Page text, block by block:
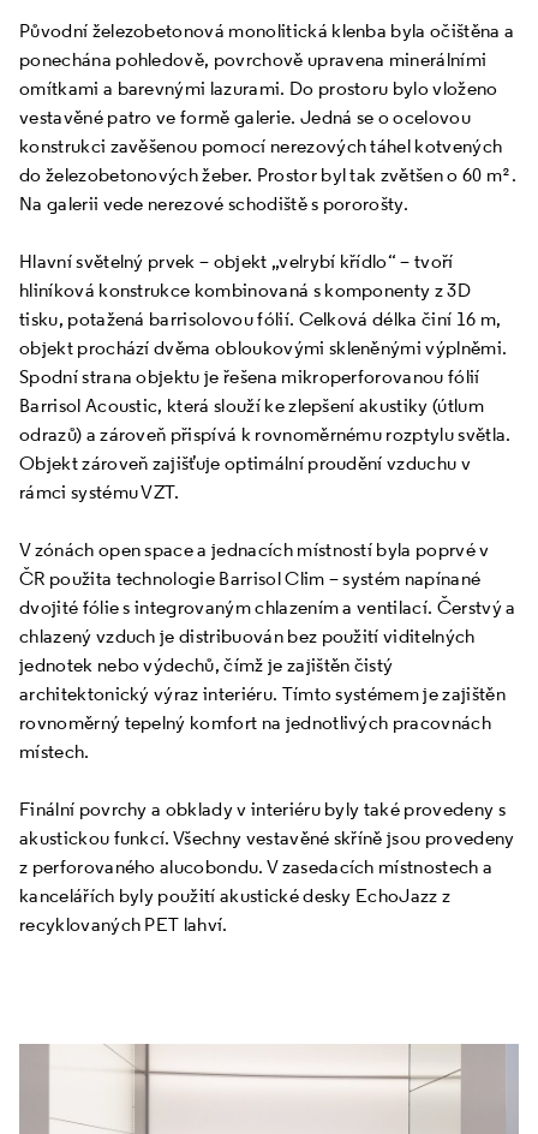
Původní železobetonová monolitická klenba byla očištěna a
ponechána pohledově, povrchově upravena minerálními
omítkami a barevnými lazurami. Do prostoru bylo vloženo
vestavěné patro ve formě galerie. Jedná se o ocelovou
konstrukci zavěšenou pomocí nerezových táhel kotvených
do železobetonových žeber. Prostor byl tak zvětšen o 60 m².
Na galerii vede nerezové schodiště s pororošty.
Hlavní světelný prvek – objekt „velrybí křídlo“ – tvoří
hliníková konstrukce kombinovaná s komponenty z 3D
tisku, potažená barrisolovou fólií. Celková délka činí 16 m,
objekt prochází dvěma obloukovými skleněnými výplněmi.
Spodní strana objektu je řešena mikroperforovanou fólií
Barrisol Acoustic, která slouží ke zlepšení akustiky (útlum
odrazů) a zároveň přispívá k rovnoměrnému rozptylu světla.
Objekt zároveň zajišťuje optimální proudění vzduchu v
rámci systému VZT.
V zónách open space a jednacích místností byla poprvé v
ČR použita technologie Barrisol Clim – systém napínané
dvojité fólie s integrovaným chlazením a ventilací. Čerstvý a
chlazený vzduch je distribuován bez použití viditelných
jednotek nebo výdechů, čímž je zajištěn čistý
architektonický výraz interiéru. Tímto systémem je zajištěn
rovnoměrný tepelný komfort na jednotlivých pracovnách
místech.
Finální povrchy a obklady v interiéru byly také provedeny s
akustickou funkcí. Všechny vestavěné skříně jsou provedeny
z perforovaného alucobondu. V zasedacích místnostech a
kancelářích byly použití akustické desky EchoJazz z
recyklovaných PET lahví.